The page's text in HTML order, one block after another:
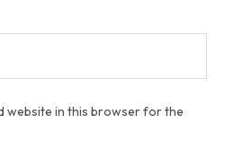
website in this browser for the